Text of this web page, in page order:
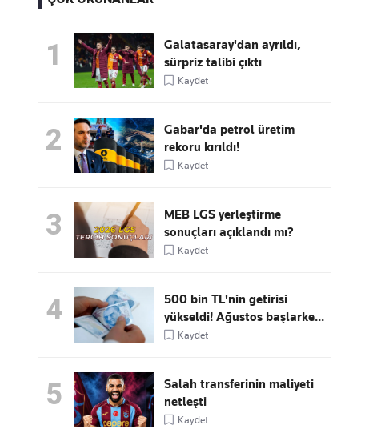
Kaçırmayın
Ücretsiz üye olun, gündemi
1
Galatasaray'dan ayrıldı,
sürpriz talibi çıktı
Kaydet
2
Gabar'da petrol üretim
rekoru kırıldı!
Kaydet
3
MEB LGS yerleştirme
sonuçları açıklandı mı?
Kaydet
4
500 bin TL'nin getirisi
yükseldi! Ağustos başlarke...
Kaydet
5
Salah transferinin maliyeti
netleşti
Kaydet